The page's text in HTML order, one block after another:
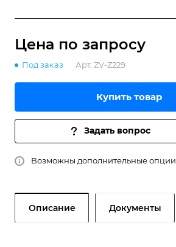
Цена по запросу
Под заказ Арт. ZV-Z229
Купить товар
Задать вопрос
Возможны дополнительные опции
Описание Документы